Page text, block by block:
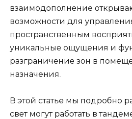
взаимодополнение
возможности для
пространственным
уникальные ощущения и
разграничение зон в
назначения.
В этой статье мы подробно
свет могут работать в